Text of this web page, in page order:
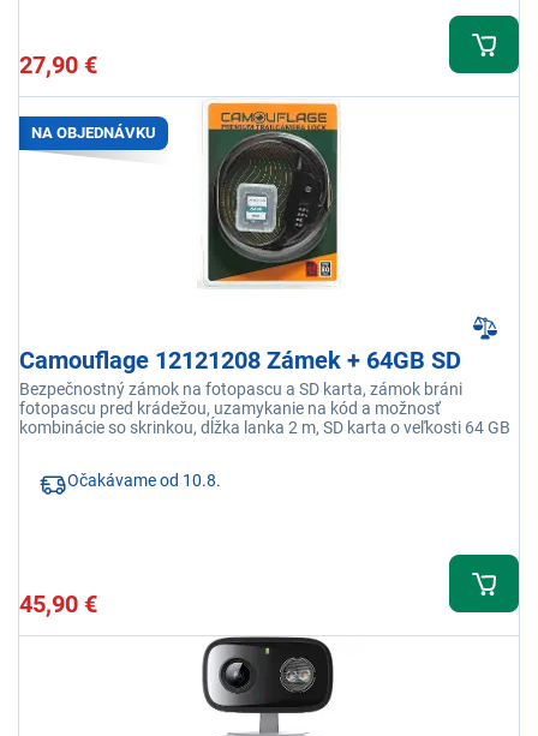
27,90 €
NA OBJEDNÁVKU
Camouflage 12121208 Zámek + 64GB SD
Bezpečnostný zámok na fotopascu a SD karta, zámok bráni
fotopascu pred krádežou, uzamykanie na kód a možnosť
kombinácie so skrinkou, dĺžka lanka 2 m, SD karta o veľkosti 64 GB
Očakávame od 10.8.
45,90 €